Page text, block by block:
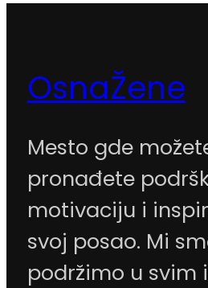
OsnaŽene
Mesto gde
pronađete
motivaciju i
svoj posao. Mi
podržimo u svim